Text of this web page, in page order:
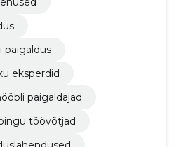
paigaldus
eksperdid
paigaldajad
töövõtjad